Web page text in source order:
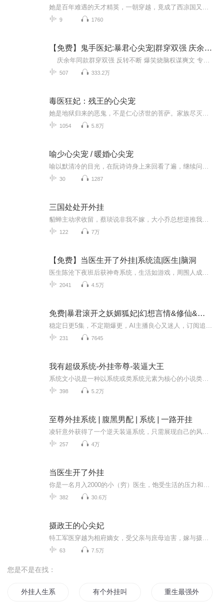
9 1760
【免费】鬼手医妃:暴君心尖宠|群穿双强 庆余年同款爆笑脑洞爽文
507 333.2万
毒医狂妃：残王的心尖宠
1054 5.8万
喻少心尖宠 / 暖婚心尖宠
30 1287
三国处处开外挂
122 7万
【免费】当医生开了外挂|系统流|医生|脑洞
2041 4.5万
免费|暴君滚开之妖媚狐妃|幻想言情&修仙&言情
231 7645
我有超级系统-外挂帝尊-装逼大王
398 5.2万
至尊外挂系统 | 腹黑男配 | 系统 | 一路开挂
257 4万
当医生开了外挂
382 30.6万
摄政王的心尖妃
63 7.5万
您是不是在找：
外挂人生系统 有个外挂叫男主 重生最强外挂皇帝